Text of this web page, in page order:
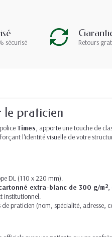
sécurisé Retours
le praticien
Times, apporte une touche de
l'identité visuelle de votre
DL (110 x 220 mm).
extra-blanc de 300 g/m²,
institutionnel.
praticien (nom, spécialité,